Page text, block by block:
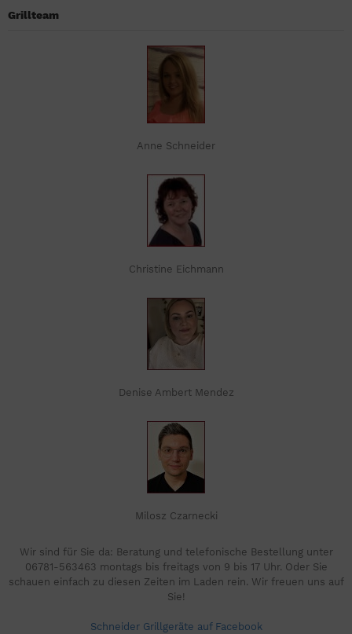
Grillteam
Anne Schneider
Christine Eichmann
Denise Ambert Mendez
Milosz Czarnecki
Wir sind für Sie da: Beratung und telefonische Bestellung unter
06781-563463 montags bis freitags von 9 bis 17 Uhr. Oder Sie
schauen einfach zu diesen Zeiten im Laden rein. Wir freuen uns auf
Sie!
Schneider Grillgeräte auf Facebook